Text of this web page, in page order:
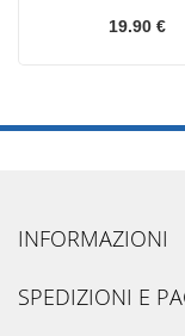
19.90 €
INFORMAZIONI
SPEDIZIONI E